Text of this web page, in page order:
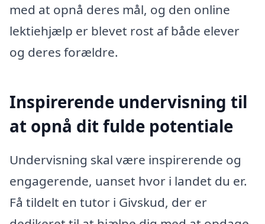
med at opnå deres mål, og den online
lektiehjælp er blevet rost af både elever
og deres forældre.
Inspirerende undervisning til
at opnå dit fulde potentiale
Undervisning skal være inspirerende og
engagerende, uanset hvor i landet du er.
Få tildelt en tutor i Givskud, der er